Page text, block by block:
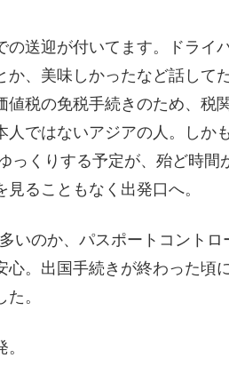
の送迎が付いてます。ドライ
か、美味しかったなど話して
税の免税手続きのため、税
ではないアジアの人。しか
っくりする予定が、殆ど時間
ることもなく出発口へ。
いのか、パスポートコント
。出国手続きが終わった頃
。